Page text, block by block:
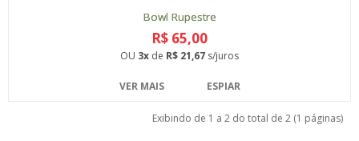
Bowl Rupestre
R$ 65,00
OU 3x de R$ 21,67 s/juros
VER MAIS ESPIAR
Exibindo de 1 a 2 do total de 2 (1 páginas)